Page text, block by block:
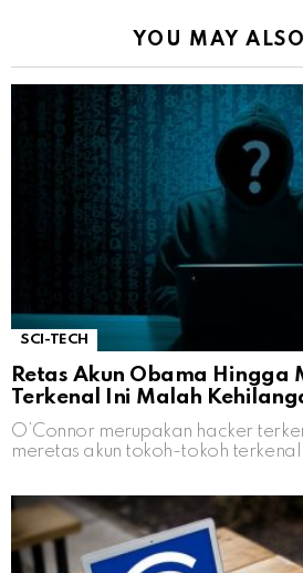
YOU MAY
SCI-TECH
Retas Akun Obama Hingga
Terkenal Ini Malah
O’Connor merupakan hacker
meretas akun tokoh-tokoh terkenal